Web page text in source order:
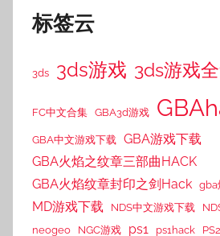
标签云
3ds 3ds游戏 3ds游戏
FC中文合集 GBA3d游戏
GBA中文游戏下载
GBA游戏下载
GBA火焰之纹章三部曲HACK
GBA火焰纹章封印之剑Hack gba
MD游戏下载 NDS中文游戏下载
neogeo
NGC游戏 ps1 ps1hack